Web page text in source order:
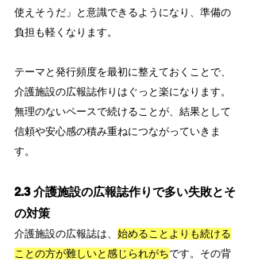
使えそうだ」と意識できるようになり、準備の
負担も軽くなります。
テーマと発行頻度を最初に整えておくことで、
介護施設の広報誌作りはぐっと楽になります。
無理のないペースで続けることが、結果として
信頼や安心感の積み重ねにつながっていきま
す。
2.3 介護施設の広報誌作りで多い失敗とそ
の対策
介護施設の広報誌は、 始めることよりも続ける
ことの方が難しいと感じられがちです。その背